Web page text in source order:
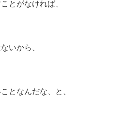
とがなければ、
いから、
となんだな、と、